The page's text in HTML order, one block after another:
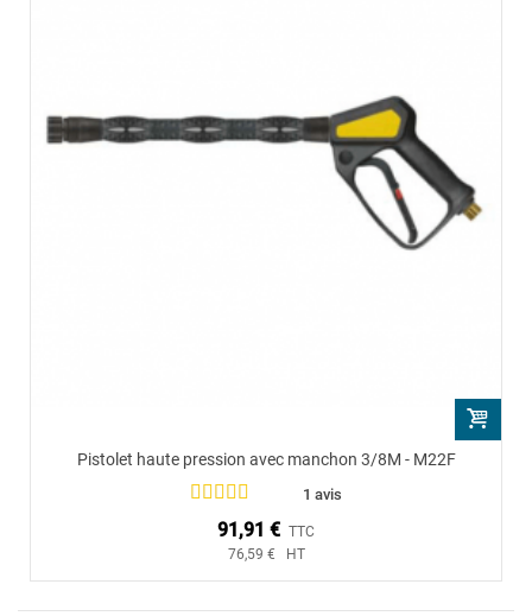
Pistolet haute pression avec manchon 3/8M - M22F
1 avis
91,91 € TTC
76,59 € HT